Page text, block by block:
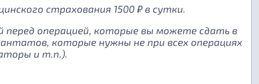
страхования 1500 ₽ в сутки.
перед операцией, которые вы можете сдать в
которые нужны не при всех операциях
и т.п.).